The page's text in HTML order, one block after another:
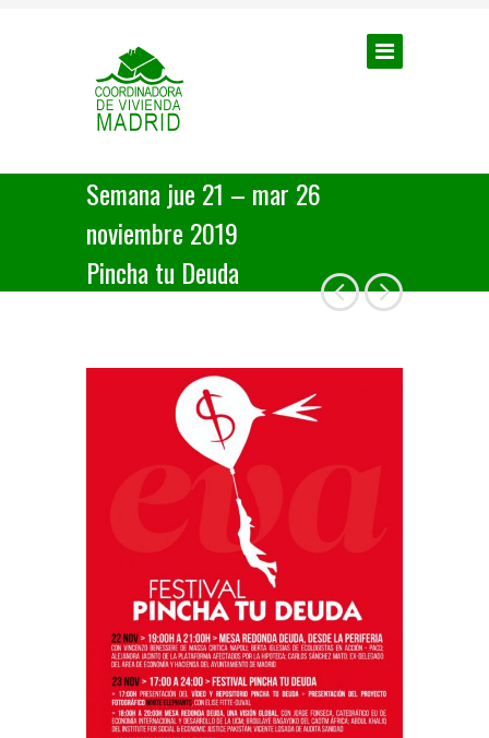
Semana jue 21 – mar 26
noviembre 2019
Pincha tu Deuda